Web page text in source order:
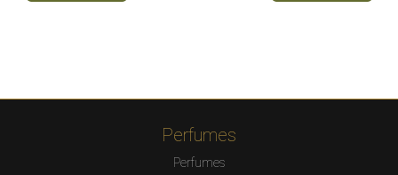
Perfumes
Perfumes